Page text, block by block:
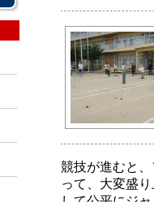
競技が進むと
って、大変盛